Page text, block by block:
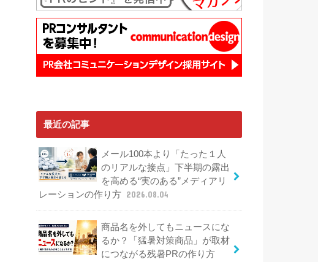
最近の記事
メール100本より「たった１人
のリアルな接点」下半期の露出
を高める“実のある”メディアリ
レーションの作り方 2026.08.04
商品名を外してもニュースにな
るか？「猛暑対策商品」が取材
につながる残暑PRの作り方